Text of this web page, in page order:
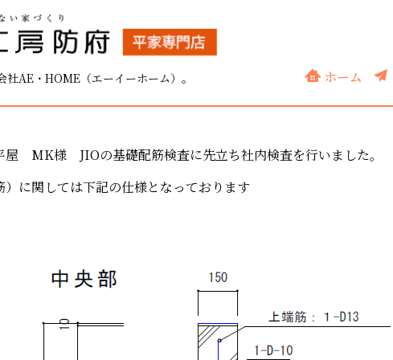
AE・HOME（エーイーホーム）。
ホーム
平屋 MK様 基礎配筋社内検査
MK様 JIOの基礎配筋検査に先立ち社内検査を行いました。
）に関しては下記の仕様となっております